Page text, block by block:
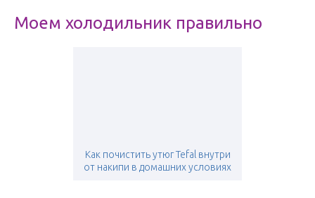
Моем холодильник правильно
Как почистить утюг Tefal внутри
от накипи в домашних условиях